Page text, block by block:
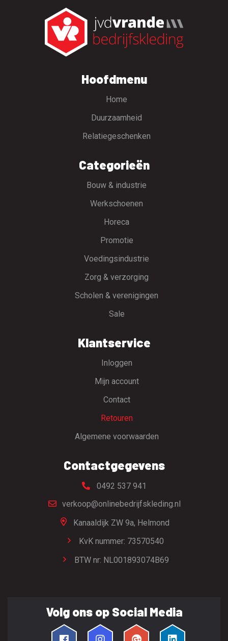
Hoofdmenu
Home
Duurzaamheid
Relatiegeschenken
Categorieën
Bouw & industrie
Werkschoenen
Horeca
Promotie
Voedingsindustrie
Zorg & verzorging
Scholen & verenigingen
Sale
Klantservice
Inloggen
Mijn account
Contact
Retouren
Algemene voorwaarden
Contactgegevens
0492 537 941
verkoop@onlinebedrijfskleding.nl
Kanaaldijk ZW 9a, Helmond
KvK nummer: 73570540
BTW nr: NL001893074B69
Volg ons op Social Media